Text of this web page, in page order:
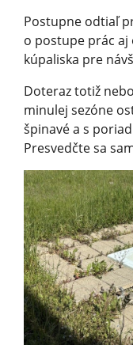
Postupne odtiaľ
o postupe prác aj
kúpaliska pre
Doteraz totiž
minulej sezóne
špinavé a s
Presvedčte sa